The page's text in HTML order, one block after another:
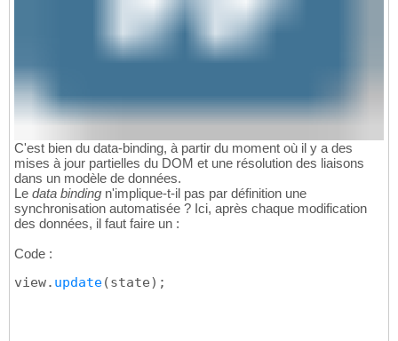
C'est bien du data-binding, à partir du moment où il y a des
mises à jour partielles du DOM et une résolution des liaisons
dans un modèle de données.
Le data binding n'implique-t-il pas par définition une
synchronisation automatisée ? Ici, après chaque modification
des données, il faut faire un :
Code :
view. update(state) ;